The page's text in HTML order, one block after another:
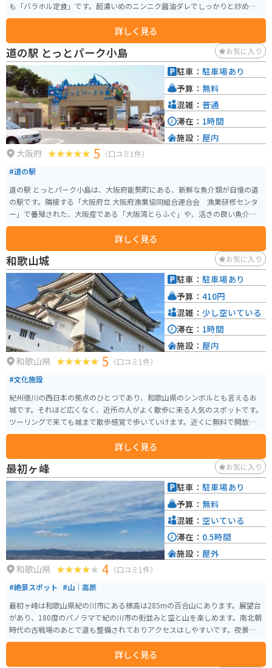
も「バラホル定食」です。超濃いめのニンニク醤油ダレでしっかりと炒めた
豚バラは、お腹にガツンとくるパンチのある味で白飯とベストマッチです。
もちろん、昔ながらのカレーライスも美味しいです。
詳しく見る
道の駅 とっとパーク小島 お気に入り
大阪府 5 （口コミ1件）
#道の駅
道の駅 とっとパーク小島は、大阪府能勢町にある、新鮮な魚介類が自慢の道
の駅です。隣接する「大阪府立 大阪府漁業協同組合連合会 漁業研修センタ
ー」で養殖された、大阪産である「大阪湾とらふぐ」や、活きの良い魚介類
を味わうことができます。 レストランでは、とらふぐのフルコースはもちろ
んのこと、リーズナブルなとらふぐ定食や、新鮮な海の幸を使った丼ぶりや
定食を楽しむことができます。また、隣接する「フィッシングエリアとっと
パーク小島」では、初心者でも気軽に釣りを楽しむことができます。釣った
魚は持ち帰ることも、その場で調理してもらうこともできます。 バイクで行
く場合は、道の駅に隣接する無料駐車場を利用できます。周辺は自然豊かな
場所で、ツーリングにもおすすめです。少し足を伸ばせば、猪名川渓谷など
の景勝地もあります。名産品としては、大阪湾とらふぐの他にも、地元産の
野菜や果物を使った加工品などが販売されています。道の駅 とっとパーク小
島は、新鮮な魚介類と自然を満喫できる、おすすめのスポットです。
詳しく見る
駐車： 駐車場あり
予算： 無料
混雑： 普通
滞在： 1時間
施設： 屋内
和歌山城 お気に入り
和歌山県 5 （口コミ1件）
#文化施設
紀州徳川の西日本の拠点のひとつであり、和歌山県のシンボルとも言えるお
城です。それほど広くなく、近所の人がよく散歩に来る人気のスポットです。
ツーリングで来ても城まで散歩感覚で歩いていけます。近くに無料で開放さ
れている動物園もあり、1人でも楽しめる場所です。
詳しく見る
駐車： 駐車場あり
予算： 410円
混雑： 少し空いている
滞在： 1時間
施設： 屋内
最初ヶ峰 お気に入り
和歌山県 4 （口コミ1件）
#絶景スポット #山｜高原
最初ヶ峰は和歌山県紀の川市にある標高は285mの百合山にあります。展望台
があり、180度のパノラマで紀の川市の街並みと空と山を楽しめます。南北朝
時代の古戦場のあとで道も整備されておりアクセスはしやすいです。夜景も
きれいですが、気候が良い時期にはランチやおやつを持参して景色を楽しみ
ながら一休みするのにオススメです。詳しく見る
駐車： 駐車場あり
予算： 無料
混雑： 空いている
滞在： 0.5時間
施設： 屋外